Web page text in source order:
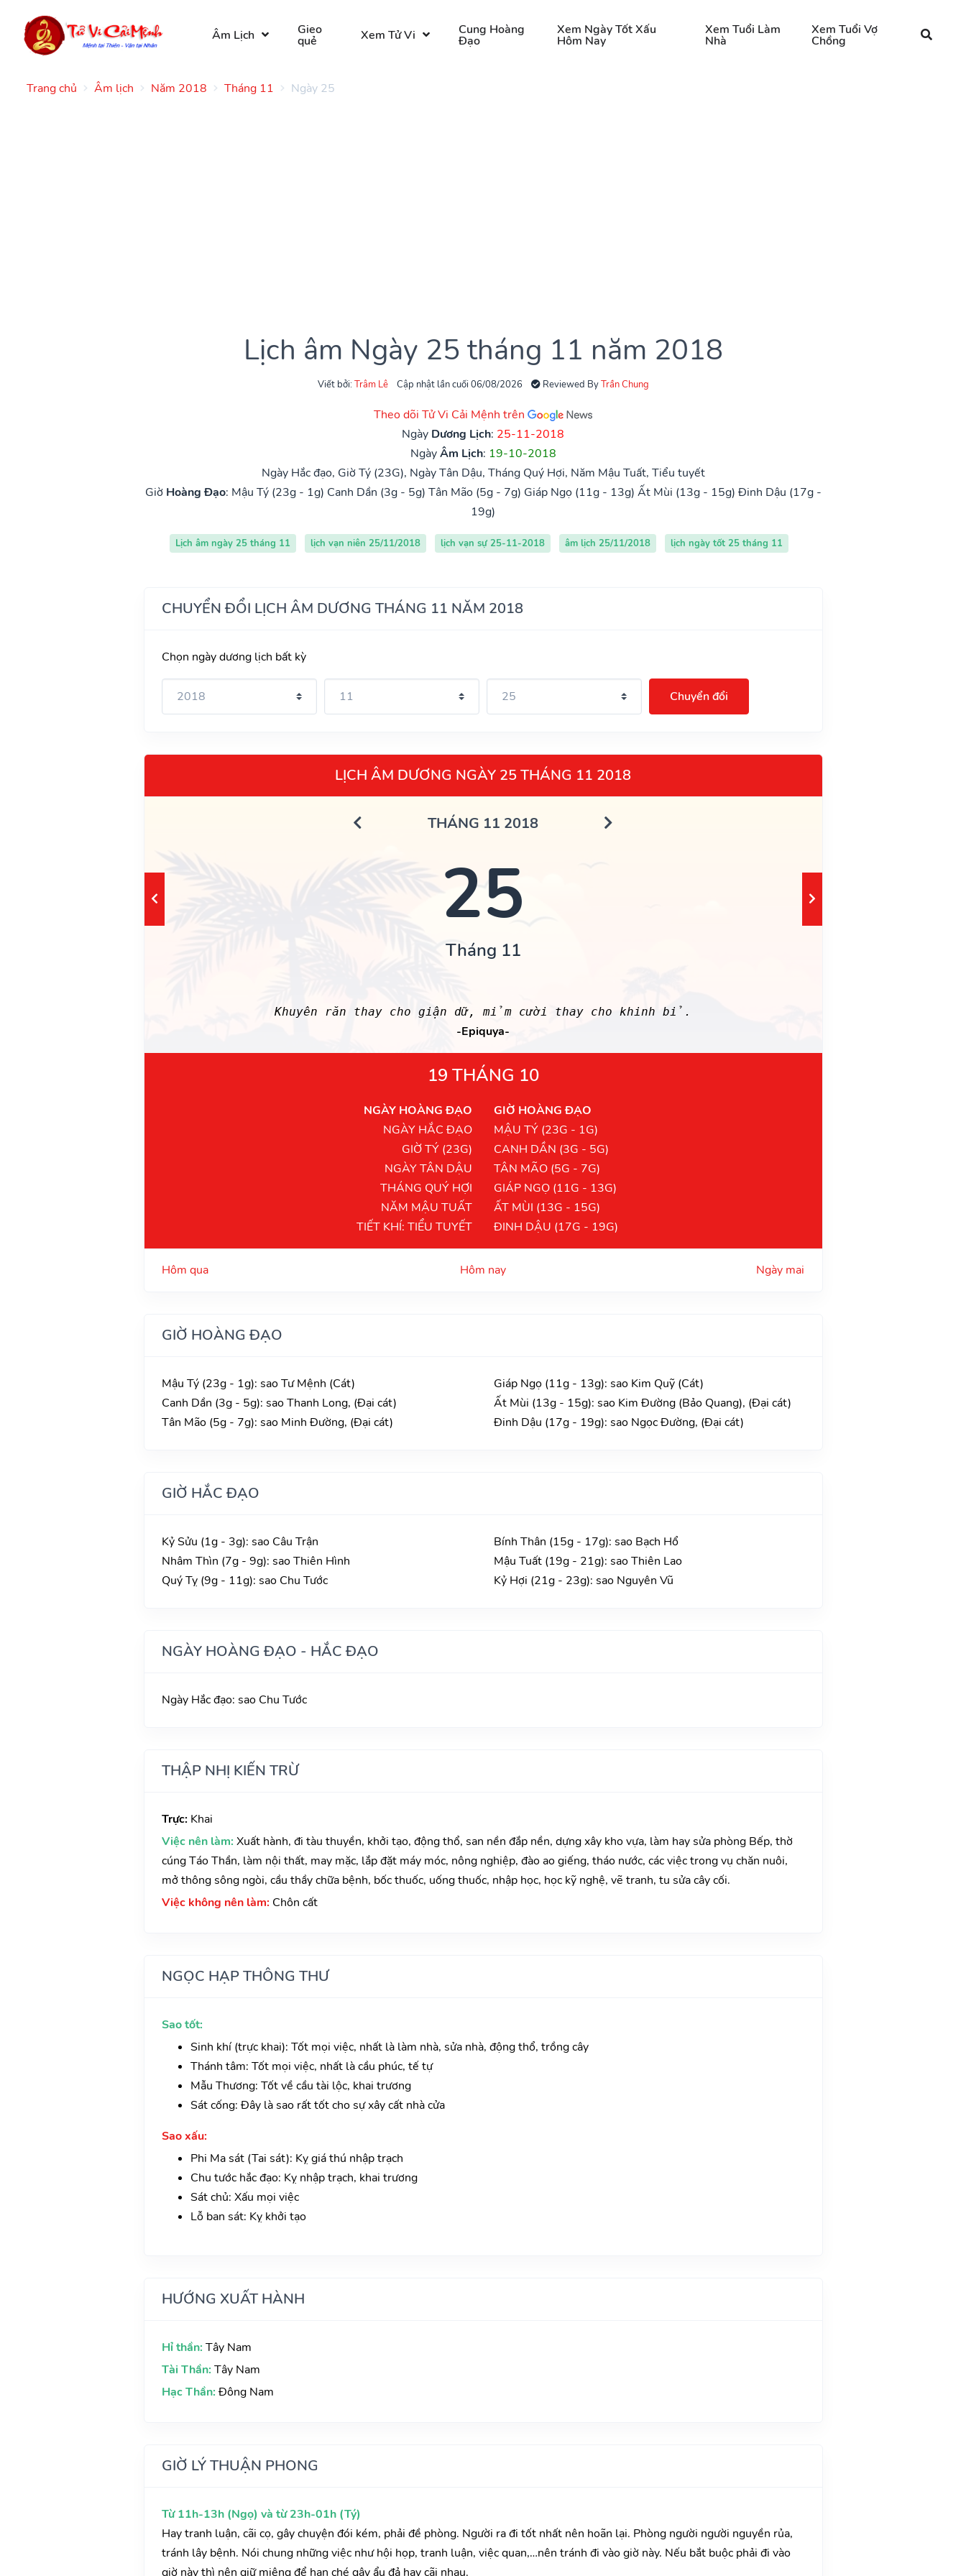
Âm Lịch Gieo
quẻ Xem Tử Vi Cung Hoàng
Đạo
Xem Ngày Tốt Xấu
Hôm Nay
Xem Tuổi Làm
Nhà
Xem Tuổi Vợ
Chồng
Trang chủ Âm lịch Năm 2018 Tháng 11 Ngày 25
Lịch âm Ngày 25 tháng 11 năm 2018
Viết bởi: Trâm Lê Cập nhật lần cuối 06/08/2026 Reviewed ByTrần Chung
Theo dõi Tử Vi Cải Mệnh trên
Ngày Dương Lịch: 25-11-2018
NgàyÂm Lịch: 19-10-2018
Ngày Hắc đạo, Giờ Tý (23G), Ngày Tân Dậu, Tháng Quý Hợi, Năm Mậu Tuất, Tiểu tuyết
Giờ Hoàng Đạo: Mậu Tý (23g - 1g) Canh Dần (3g - 5g) Tân Mão (5g - 7g) Giáp Ngọ (11g - 13g) Ất Mùi (13g - 15g) Đinh Dậu (17g -
19g)
Lịch âm ngày 25 tháng 11 lịch vạn niên 25/11/2018 lịch vạn sự 25-11-2018 âm lịch 25/11/2018 lịch ngày tốt 25 tháng 11
CHUYỂN ĐỔI LỊCH ÂM DƯƠNG THÁNG 11 NĂM 2018
Chọn ngày dương lịch bất kỳ
Chuyển đổi
LỊCH ÂM DƯƠNG NGÀY 25 THÁNG 11 2018
THÁNG 11 2018
25
Tháng 11
Khuyên răn thay cho giận dữ, mỉm cười thay cho khinh bỉ.
-Epiquya-
19 THÁNG 10
NGÀY HOÀNG ĐẠO
NGÀY HẮC ĐẠO
GIỜ TÝ (23G)
NGÀY TÂN DẬU
THÁNG QUÝ HỢI
NĂM MẬU TUẤT
TIẾT KHÍ: TIỂU TUYẾT
GIỜ HOÀNG ĐẠO
MẬU TÝ (23G - 1G)
CANH DẦN (3G - 5G)
TÂN MÃO (5G - 7G)
GIÁP NGỌ (11G - 13G)
ẤT MÙI (13G - 15G)
ĐINH DẬU (17G - 19G)
Hôm qua Hôm nay Ngày mai
GIỜ HOÀNG ĐẠO
Mậu Tý (23g - 1g): sao Tư Mệnh (Cát)
Canh Dần (3g - 5g): sao Thanh Long, (Đại cát)
Tân Mão (5g - 7g): sao Minh Đường, (Đại cát)
Giáp Ngọ (11g - 13g): sao Kim Quỹ (Cát)
Ất Mùi (13g - 15g): sao Kim Đường (Bảo Quang), (Đại cát)
Đinh Dậu (17g - 19g): sao Ngọc Đường, (Đại cát)
GIỜ HẮC ĐẠO
Kỷ Sửu (1g - 3g): sao Câu Trận
Nhâm Thìn (7g - 9g): sao Thiên Hình
Quý Tỵ (9g - 11g): sao Chu Tước
Bính Thân (15g - 17g): sao Bạch Hổ
Mậu Tuất (19g - 21g): sao Thiên Lao
Kỷ Hợi (21g - 23g): sao Nguyên Vũ
NGÀY HOÀNG ĐẠO - HẮC ĐẠO
Ngày Hắc đạo: sao Chu Tước
THẬP NHỊ KIẾN TRỪ
Trực: Khai
Việc nên làm: Xuất hành, đi tàu thuyền, khởi tạo, động thổ, san nền đắp nền, dựng xây kho vựa, làm hay sửa phòng Bếp, thờ
cúng Táo Thần, làm nội thất, may mặc, lắp đặt máy móc, nông nghiệp, đào ao giếng, tháo nước, các việc trong vụ chăn nuôi,
mở thông sông ngòi, cầu thầy chữa bệnh, bốc thuốc, uống thuốc, nhập học, học kỹ nghệ, vẽ tranh, tu sửa cây cối.
Việc không nên làm: Chôn cất
NGỌC HẠP THÔNG THƯ
Sao tốt:
Sinh khí (trực khai): Tốt mọi việc, nhất là làm nhà, sửa nhà, động thổ, trồng cây
Thánh tâm: Tốt mọi việc, nhất là cầu phúc, tế tự
Mẫu Thương: Tốt về cầu tài lộc, khai trương
Sát cống: Đây là sao rất tốt cho sự xây cất nhà cửa
Sao xấu:
Phi Ma sát (Tai sát): Kỵ giá thú nhập trạch
Chu tước hắc đạo: Kỵ nhập trạch, khai trương
Sát chủ: Xấu mọi việc
Lỗ ban sát: Kỵ khởi tạo
HƯỚNG XUẤT HÀNH
Hỉ thần: Tây Nam
Tài Thần: Tây Nam
Hạc Thần: Đông Nam
GIỜ LÝ THUẬN PHONG
Từ 11h-13h (Ngọ) và từ 23h-01h (Tý)
Hay tranh luận, cãi cọ, gây chuyện đói kém, phải đề phòng. Người ra đi tốt nhất nên hoãn lại. Phòng người người nguyền rủa,
tránh lây bệnh. Nói chung những việc như hội họp, tranh luận, việc quan,…nên tránh đi vào giờ này. Nếu bắt buộc phải đi vào
giờ này thì nên giữ miệng để hạn ché gây ẩu đả hay cãi nhau.